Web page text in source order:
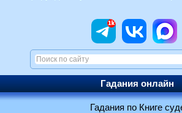
Гадания онлайн
Гадания по Книге